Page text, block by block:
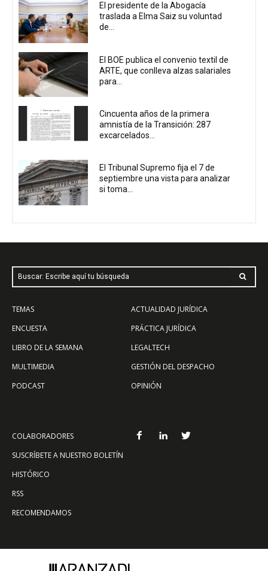
El presidente de la Abogacía
traslada a Elma Saiz su voluntad
de...
El BOE publica el convenio textil de
ARTE, que conlleva alzas salariales
para...
Cincuenta años de la primera
amnistía de la Transición: 287
excarcelados...
El Tribunal Supremo fija el 7 de
septiembre una vista para analizar
si toma...
Buscar: Escribe aquí tu búsqueda
TEMAS
ENCUESTA
LIBRO DE LA SEMANA
MULTIMEDIA
PODCAST
ACTUALIDAD JURÍDICA
PRÁCTICA JURÍDICA
LEGALTECH
GESTIÓN DEL DESPACHO
OPINIÓN
COLABORADORES
SUSCRÍBETE A NUESTRO BOLETÍN
HISTÓRICO
RSS
RECOMENDAMOS